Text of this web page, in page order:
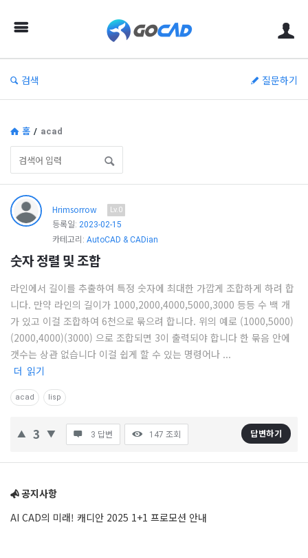
캐
정
보
중
심
검색 질문하기
홈 / acad
고
캐
–
캐
드
(CAD)
정
보
의
중
심
문
Hrimsorrow Lv.0
등록일: 2023-02-15
카테고리: AutoCAD & CADian
숫자 정렬 및 조합
라인에서 길이를 추출하여 특정 숫자에 최대한 가깝게 조합하게 하려 합
니다. 만약 라인의 길이가 1000,2000,4000,5000,3000 등등 수 백 개
가 있고 이걸 조합하여 6천으로 묶으려 합니다. 위의 예로 (1000,5000)
(2000,4000)(3000) 으로 조합되면 3이 출력되야 합니다 한 묶음 안에
갯수는 상관 없습니다 이걸 쉽게 할 수 있는 명령어나 ...
더 읽기
acad lisp
3 3 답변 147 조회 답변하기
공지사항
AI CAD의 미래! 캐디안 2025 1+1 프로모션 안내